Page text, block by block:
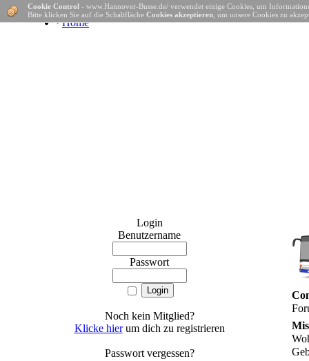
· Home
Login
Benutzername
Passwort
Noch kein Mitglied?
Klicke hierum dich zu registrieren
Passwort vergessen?
Cookie Control - www.Hannover-Busse.de/ verwendet einige Cookies, um
Bitte klicken Sie auf die Schaltfläche Cookies akzeptieren , um unsere Cookies zu